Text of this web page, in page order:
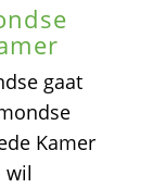
gaat
Kamer
wil